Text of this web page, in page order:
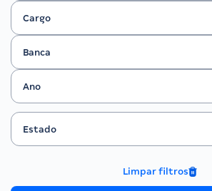
Cargo
Cargo
Banca
Banca
Ano
Ano
Filtrar por Estado
Estado
Estado
Limpar filtros